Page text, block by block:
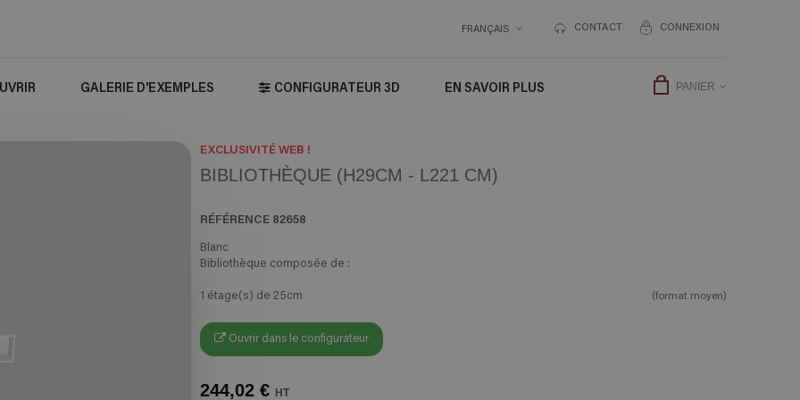
CONNEXION
CONTACT
FRANÇAIS
PANIER
GALERIE D'EXEMPLES CONFIGURATEUR 3D EN SAVOIR PLUS
EXCLUSIVITÉ WEB !
BIBLIOTHÈQUE (H29CM - L221 CM)
RÉFÉRENCE 82658
Blanc
Bibliothèque composée de :
1 étage(s) de 25cm (format moyen)
Ouvrir dans le configurateur
244,02 € HT